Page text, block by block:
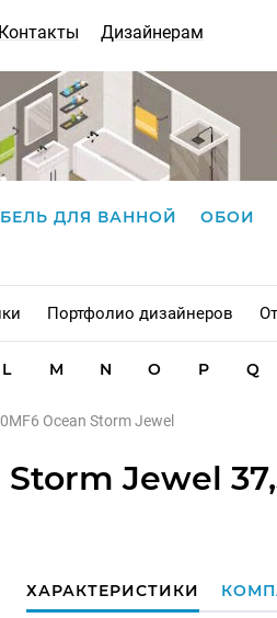
Контакты Дизайнерам
ДЛЯ ВАННОЙ ОБОИ
Портфолио дизайнеров
L M N O P Q
Ocean Storm Jewel
Jewel
ХАРАКТЕРИСТИКИ